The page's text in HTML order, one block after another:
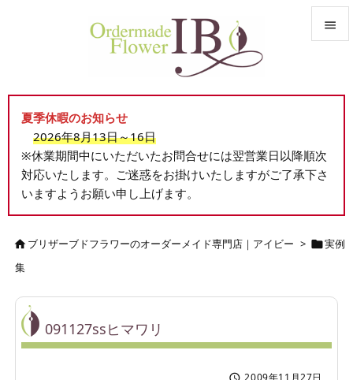


前へ

検索
夏季休暇のお知らせ
2026年8月13日～16日
※休業期間中にいただいたお問合せには翌営業日以降順次
対応いたします。ご迷惑をお掛けいたしますがご了承下さ
いますようお願い申し上げます。
ブリザーブドフラワーのオーダーメイド専門店｜アイビー > 実例
集
091127ssヒマワリ